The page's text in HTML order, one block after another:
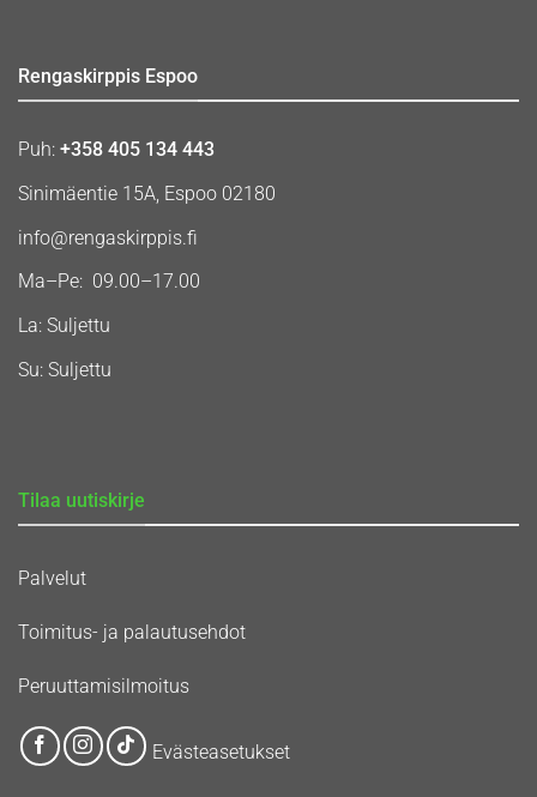
Rengaskirppis Espoo
Puh: +358 405 134 443
Sinimäentie 15A, Espoo 02180
info@rengaskirppis.fi
Ma–Pe: 09.00–17.00
La: Suljettu
Su: Suljettu
Tilaa uutiskirje
Palvelut
Toimitus- ja palautusehdot
Peruuttamisilmoitus
Evästeasetukset